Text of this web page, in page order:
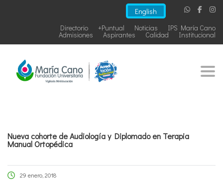
English
IPS María Cano
Noticias
+Puntual
Directorio
Institucional
Calidad
Aspirantes
Admisiones
Nueva cohorte de Audiología y Diplomado en Terapia
Manual Ortopédica
29 enero, 2018